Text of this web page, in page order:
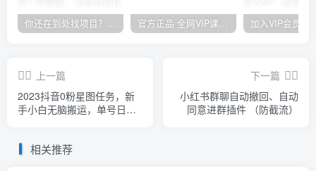
你还在到处找项目？还在当韭菜？我却靠卖项目一个月赚5万，曾经我也和你一样懵懂。 官方正品 全网VIP课程 无损下载~
上一篇
2023抖音0粉星图任务，新
手小白无脑搬运，单号日入
下一篇
小红书群聊自动撤回、自动
同意进群插件 （防截流）
相关推荐